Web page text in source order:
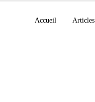
Accueil Articles